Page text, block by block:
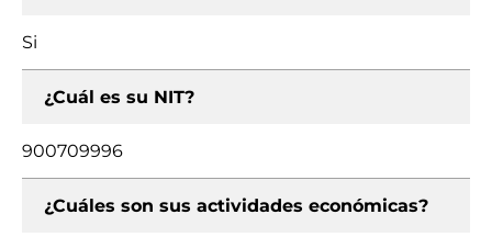
Si
¿Cuál es su NIT?
900709996
¿Cuáles son sus actividades económicas?